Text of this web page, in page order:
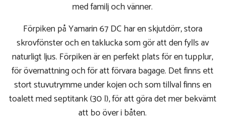
med familj och vänner.
Förpiken på Yamarin 67 DC har en skjutdörr, stora
skrovfönster och en taklucka som gör att den fylls av
naturligt ljus. Förpiken är en perfekt plats för en tupplur,
för övernattning och för att förvara bagage. Det finns ett
stort stuvutrymme under kojen och som tillval finns en
toalett med septitank (30 l), för att göra det mer bekvämt
att bo över i båten.